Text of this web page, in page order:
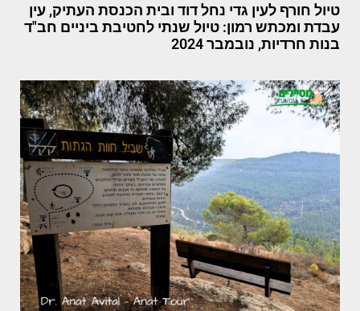
טיול חורף לעין גדי נחל דוד ובית הכנסת העתיק, עין
עבדת ומכתש רמון: טיול שנתי לחטיבת ביניים חב"ד
בנות חרדיות, נובמבר 2024